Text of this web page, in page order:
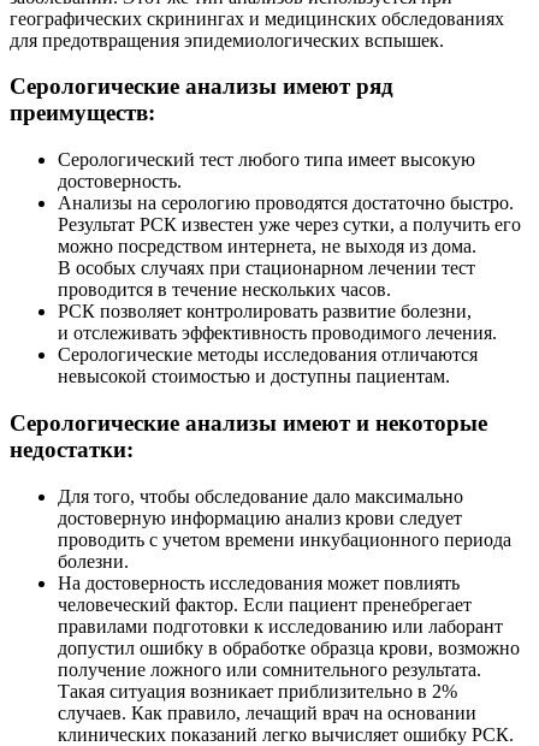
географических скринингах и медицинских обследованиях
для предотвращения эпидемиологических вспышек.
Серологические анализы имеют ряд
преимуществ:
Серологический тест любого типа имеет высокую
достоверность.
Анализы на серологию проводятся достаточно быстро.
Результат РСК известен уже через сутки, а получить его
можно посредством интернета, не выходя из дома.
В особых случаях при стационарном лечении тест
проводится в течение нескольких часов.
РСК позволяет контролировать развитие болезни,
и отслеживать эффективность проводимого лечения.
Серологические методы исследования отличаются
невысокой стоимостью и доступны пациентам.
Серологические анализы имеют и некоторые
недостатки:
Для того, чтобы обследование дало максимально
достоверную информацию анализ крови следует
проводить с учетом времени инкубационного периода
болезни.
На достоверность исследования может повлиять
человеческий фактор. Если пациент пренебрегает
правилами подготовки к исследованию или лаборант
допустил ошибку в обработке образца крови, возможно
получение ложного или сомнительного результата.
Такая ситуация возникает приблизительно в 2%
случаев. Как правило, лечащий врач на основании
клинических показаний легко вычисляет ошибку РСК.